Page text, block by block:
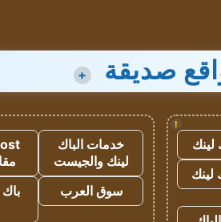
صديقة +
!
لينك
لينك
خدمات الباك
لينك والجيست
سوق العرب
باك